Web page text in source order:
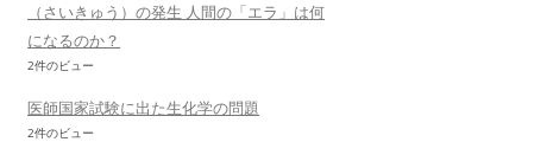
（さいきゅう）の発生 人間の「エラ」は何
になるのか？
2件のビュー
医師国家試験に出た生化学の問題
2件のビュー